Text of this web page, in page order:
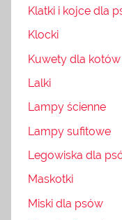
Klatki i kojce dla
Klocki
Kuwety dla kotów
Lalki
Lampy ścienne
Lampy sufitowe
Legowiska dla
Maskotki
Miski dla psów